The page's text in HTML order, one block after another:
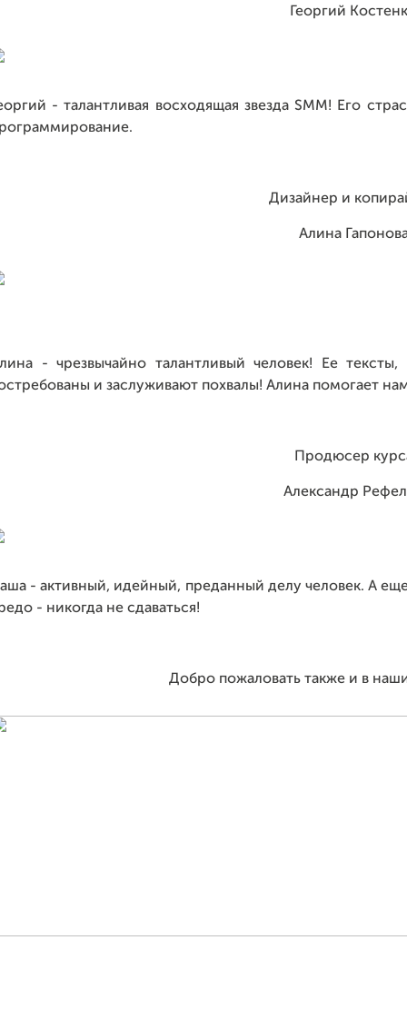
Георгий
- талантливая восходящая звезда SMM! Его
Дизайнер и
Алина
- чрезвычайно талантливый человек! Ее
и заслуживают похвалы! Алина помогает
Продюсер
Александр
- активный, идейный, преданный делу человек. А
- никогда не сдаваться!
Добро пожаловать также и в